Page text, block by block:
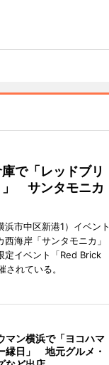
で「レッドブリ
」 サンタモニカ
市中区新港1）イベント
海岸「サンタモニカ」
定イベント「Red Brick
れている。
マン横浜で「ヨコハマ
縁日」 地元グルメ・